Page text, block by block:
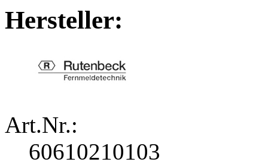
Hersteller:
Art.Nr.:
60610210103